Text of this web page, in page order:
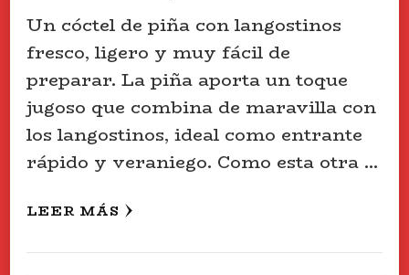
Un cóctel de piña con langostinos
fresco, ligero y muy fácil de
preparar. La piña aporta un toque
jugoso que combina de maravilla con
los langostinos, ideal como entrante
rápido y veraniego. Como esta otra …
LEER MÁS